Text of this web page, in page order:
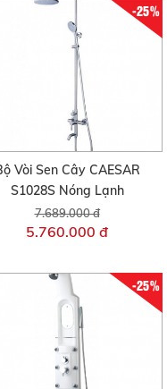
-25%
Vòi Sen Cây CAESAR
S1028S Nóng Lạnh
7.689.000 đ
5.760.000 đ
-25%